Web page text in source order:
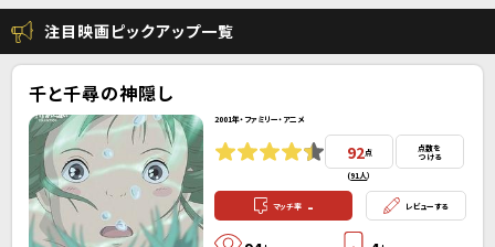
注目映画ピックアップ一覧
千と千尋の神隠し
2001年・ファミリー・アニメ
92点
(91人）
点数を
つける
マッチ率 - レビューする